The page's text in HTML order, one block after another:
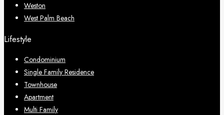
Weston
West Palm Beach
Lifestyle
Condominium
Single Family Residence
Townhouse
Apartment
Multi Family